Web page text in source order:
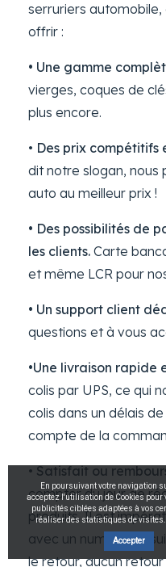
serruriers automobile,
offrir :
• Une gamme
vierges, coques de
plus encore.
• Des prix compétitifs
dit notre slogan, nous
auto au meilleur prix !
• Des possibilités de
les clients. Carte
et même LCR pour
• Un support client
questions et à vous
•Une livraison rapide
colis par UPS, ce qui
colis dans un délais
compte de la
•Satisfait ou
compter du jour de
produits. Il est
avec un numéro de
le retour, aucun
En poursuivant votre navigation
acceptez l'utilisation de Cookies pour
publicités ciblées adaptées à vos
réaliser des statistiques de
Accepter